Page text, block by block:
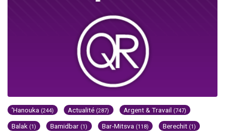
'Hanouka (244) Actualité (287) Argent & Travail (747)
Balak (1) Bamidbar (1) Bar-Mitsva (118) Berechit (1)